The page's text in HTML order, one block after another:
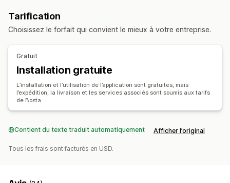
E-mail SMS
Tarification
Choisissez le forfait qui convient le mieux à votre entreprise.
Gratuit
Installation gratuite
L’installation et l’utilisation de l’application sont gratuites, mais
l’expédition, la livraison et les services associés sont soumis aux tarifs
de Bosta.
Contient du texte traduit automatiquement Afficher l’original
Tous les frais sont facturés en USD.